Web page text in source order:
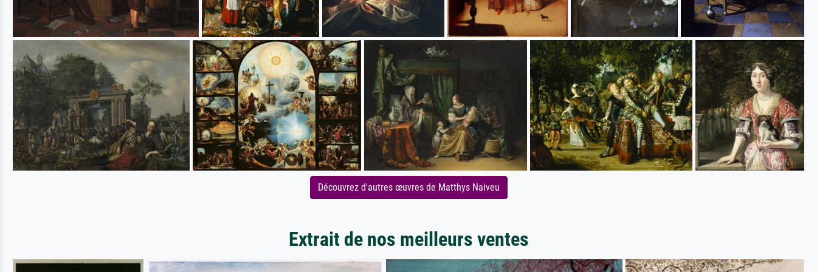
Découvrez d'autres œuvres de Matthys Naiveu
Extrait de nos meilleurs ventes